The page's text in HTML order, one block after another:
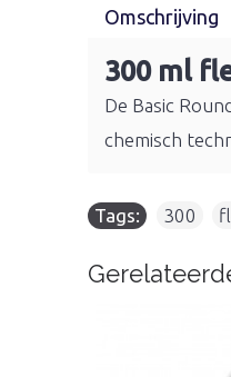
Omschrijving
300 ml
De Basic
chemisch
Tags: 300